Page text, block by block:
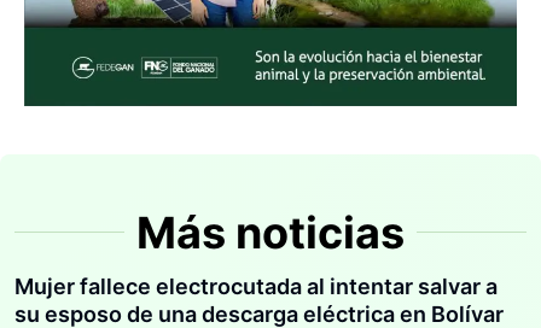
Más noticias
Mujer fallece electrocutada al intentar salvar a
su esposo de una descarga eléctrica en Bolívar